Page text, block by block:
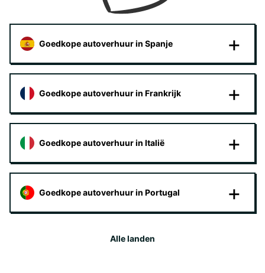
Goedkope autoverhuur in Spanje
Goedkope autoverhuur in Frankrijk
Goedkope autoverhuur in Italië
Goedkope autoverhuur in Portugal
Alle landen